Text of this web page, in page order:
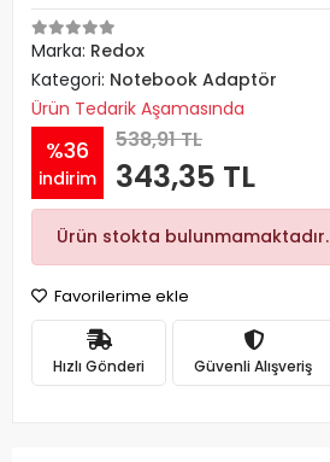
Marka: Redox
Kategori: Notebook Adaptör
Ürün Tedarik Aşamasında
%36
indirim
538,91 TL
343,35 TL
Ürün stokta bulunmamaktadır.
Favorilerime ekle
Hızlı Gönderi Güvenli Alışveriş